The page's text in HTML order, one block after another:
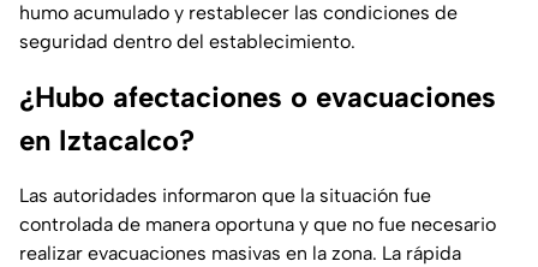
humo acumulado y restablecer las condiciones de
seguridad dentro del establecimiento.
¿Hubo afectaciones o evacuaciones
en Iztacalco?
Las autoridades informaron que la situación fue
controlada de manera oportuna y que no fue necesario
realizar evacuaciones masivas en la zona. La rápida